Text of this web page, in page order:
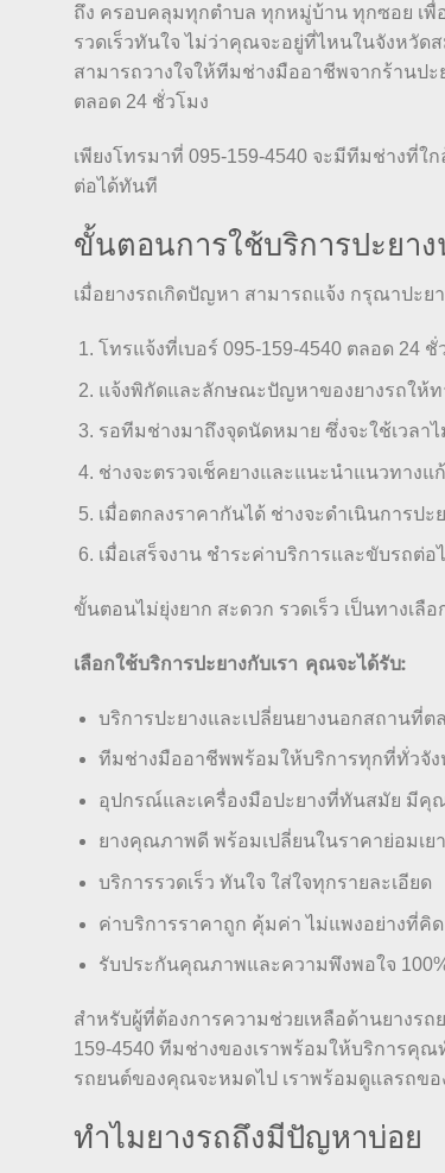
ถึง ครอบคลุมทุกตำบล ทุกหมู่บ้าน ทุกซอย เพื่
รวดเร็วทันใจ ไม่ว่าคุณจะอยู่ที่ไหนในจังหวัด
สามารถวางใจให้ทีมช่างมืออาชีพจากร้านป
ตลอด 24 ชั่วโมง
เพียงโทรมาที่ 095-159-4540 จะมีทีมช่างที่ใ
ต่อได้ทันที
ขั้นตอนการใช้บริการปะยา
เมื่อยางรถเกิดปัญหา สามารถแจ้ง กรุณาปะย
โทรแจ้งที่เบอร์ 095-159-4540 ตลอด 24 ชั่
แจ้งพิกัดและลักษณะปัญหาของยางรถให้ท
รอทีมช่างมาถึงจุดนัดหมาย ซึ่งจะใช้เวลา
ช่างจะตรวจเช็คยางและแนะนำแนวทางแ
เมื่อตกลงราคากันได้ ช่างจะดำเนินการปะ
เมื่อเสร็จงาน ชำระค่าบริการและขับรถต่อ
ขั้นตอนไม่ยุ่งยาก สะดวก รวดเร็ว เป็นทางเลื
เลือกใช้บริการปะยางกับเรา คุณจะได้รับ:
บริการปะยางและเปลี่ยนยางนอกสถานที่ต
ทีมช่างมืออาชีพพร้อมให้บริการทุกที่ทั่วจั
อุปกรณ์และเครื่องมือปะยางที่ทันสมัย มีคุ
ยางคุณภาพดี พร้อมเปลี่ยนในราคาย่อมเยา
บริการรวดเร็ว ทันใจ ใส่ใจทุกรายละเอียด
ค่าบริการราคาถูก คุ้มค่า ไม่แพงอย่างที่คิด
รับประกันคุณภาพและความพึงพอใจ
สำหรับผู้ที่ต้องการความช่วยเหลือด้านยางรถ
159-4540 ทีมช่างของเราพร้อมให้บริการคุ
รถยนต์ของคุณจะหมดไป เราพร้อมดูแลรถขอ
ทำไมยางรถถึงมีปัญหาบ่อย